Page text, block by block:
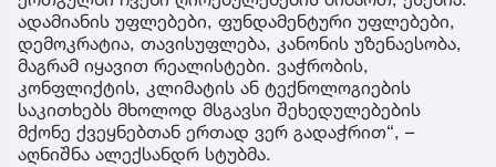
ადამიანის უფლებები, ფუნდამენტური უფლებები,
დემოკრატია, თავისუფლება, კანონის უზენაესობა,
მაგრამ იყავით რეალისტები. ვაჭრობის,
კონფლიქტის, კლიმატის ან ტექნოლოგიების
საკითხებს მხოლოდ მსგავსი შეხედულებების
მქონე ქვეყნებთან ერთად ვერ გადაჭრით“, –
აღნიშნა ალექსანდრ სტუბმა.